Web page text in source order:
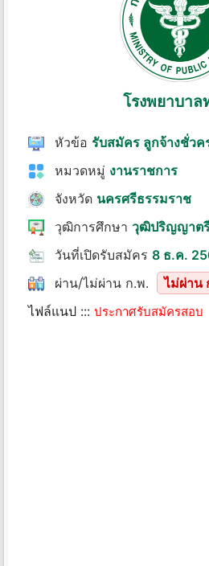
โรงพยาบาล
หัวข้อ รับสมัคร ลูกจ้างชั่วค
หมวดหมู่ งานราชการ
จังหวัด นครศรีธรรมราช
วุฒิการศึกษา วุฒิปริญญาต
วันที่เปิดรับสมัคร 8 ธ.ค.
ผ่าน/ไม่ผ่าน ก.พ.
ไม่ผ่าน
ไฟล์แนป ::: ประกาศรับสมัครสอบ